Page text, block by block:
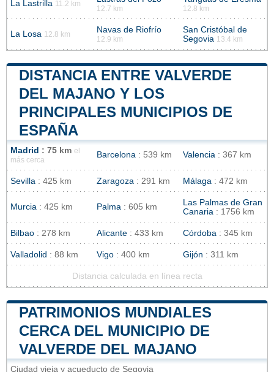
La Lastrilla 11.2 km
12.7 km 12.8 km
La Losa 12.8 km Navas de Riofrío
12.9 km
San Cristóbal de
Segovia 13.4 km
DISTANCIA ENTRE VALVERDE
DEL MAJANO Y LOS
PRINCIPALES MUNICIPIOS DE
ESPAÑA
Madrid : 75 km el
más cerca
Barcelona : 539 km Valencia : 367 km
Sevilla : 425 km Zaragoza : 291 km Málaga : 472 km
Murcia : 425 km Palma : 605 km
Las Palmas de Gran
Canaria : 1756 km
Bilbao : 278 km Alicante : 433 km Córdoba : 345 km
Valladolid : 88 km Vigo : 400 km Gijón : 311 km
Distancia calculada en línea recta
PATRIMONIOS MUNDIALES
CERCA DEL MUNICIPIO DE
VALVERDE DEL MAJANO
Ciudad vieja y acueducto de Segovia